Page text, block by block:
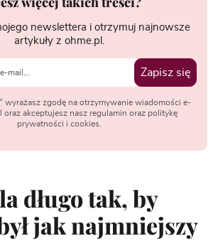
newslettera i otrzymuj najnowsze
artykuły z ohme.pl.
Zapisz się
wyrażasz zgodę na otrzymywanie wiadomości e-
oraz akceptujesz nasz regulamin oraz politykę
prywatności i cookies.
długo tak, by
jak najmniejszy